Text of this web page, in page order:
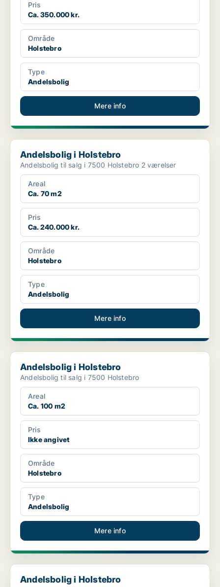
Pris
Ca. 350.000 kr.
Område
Holstebro
Type
Andelsbolig
Mere info
Andelsbolig i Holstebro
Andelsbolig i Holstebro
Andelsbolig til salg i 7500 Holstebro 2 værelser
Areal
Ca. 70 m2
Pris
Ca. 240.000 kr.
Område
Holstebro
Type
Andelsbolig
Mere info
Andelsbolig i Holstebro
Andelsbolig i Holstebro
Andelsbolig til salg i 7500 Holstebro
Areal
Ca. 100 m2
Pris
Ikke angivet
Område
Holstebro
Type
Andelsbolig
Mere info
Andelsbolig i Holstebro
Andelsbolig i Holstebro